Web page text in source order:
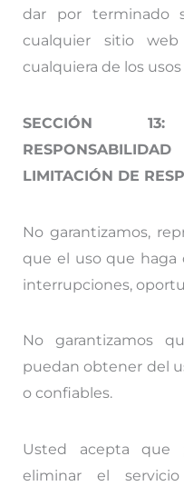
dar por terminado
cualquier sitio
cualquiera de los
SECCIÓN
LIMITACIÓN DE
No garantizamos,
que el uso que haga
interrupciones,
No garantizamos
puedan obtener del
o confiables.
Usted acepta que
eliminar el